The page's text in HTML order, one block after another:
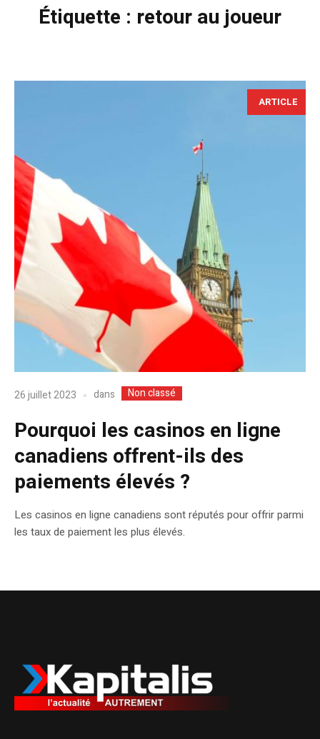
Étiquette : retour au joueur
ARTICLE
26 juillet 2023 dans Non classé
Pourquoi les casinos en ligne
canadiens offrent-ils des
paiements élevés ?
Les casinos en ligne canadiens sont réputés pour offrir parmi
les taux de paiement les plus élevés.